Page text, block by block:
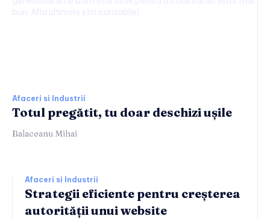
Afaceri si Industrii
Totul pregătit, tu doar deschizi ușile
Balaceanu Mihai
Afaceri si Industrii
Strategii eficiente pentru creșterea
autorității unui website